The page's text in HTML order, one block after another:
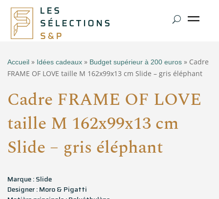
Accueil » Idées cadeaux » Budget supérieur à 200 euros » Cadre
FRAME OF LOVE taille M 162x99x13 cm Slide – gris éléphant
Cadre FRAME OF LOVE
taille M 162x99x13 cm
Slide – gris éléphant
Marque : Slide
Designer : Moro & Pigatti